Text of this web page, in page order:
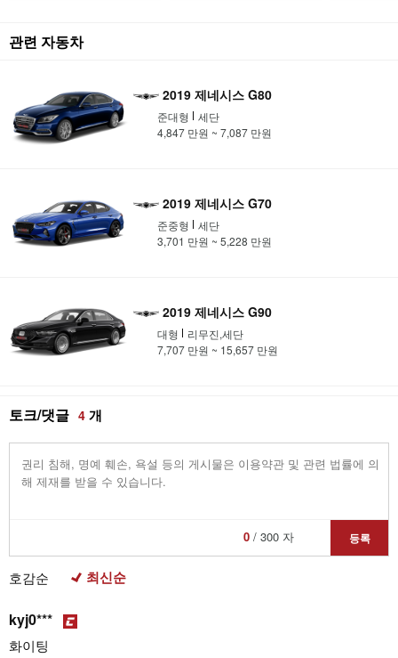
관련 자동차
2019 제네시스 G80
준대형
세단
4,847 만원 ~ 7,087 만원
2019 제네시스 G70
준중형
세단
3,701 만원 ~ 5,228 만원
2019 제네시스 G90
대형
리무진,세단
7,707 만원 ~ 15,657 만원
토크/댓글 4 개
0/ 300 자 등록
호감순 최신순
kyj0***
화이팅